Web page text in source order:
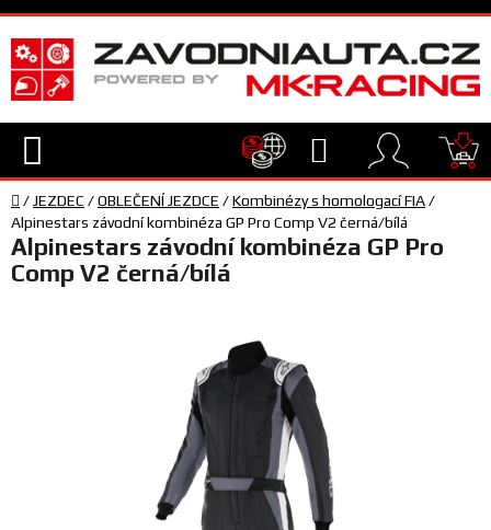
Přejít
na
obsah
Hledat
TECHNIKA
VYBAVENÍ
Domů
/ JEZDEC /OBLEČENÍ JEZDCE /Kombinézy s homologací FIA/
Alpinestars závodní kombinéza GP Pro Comp V2 černá/bílá
Alpinestars závodní kombinéza GP Pro
Comp V2 černá/bílá